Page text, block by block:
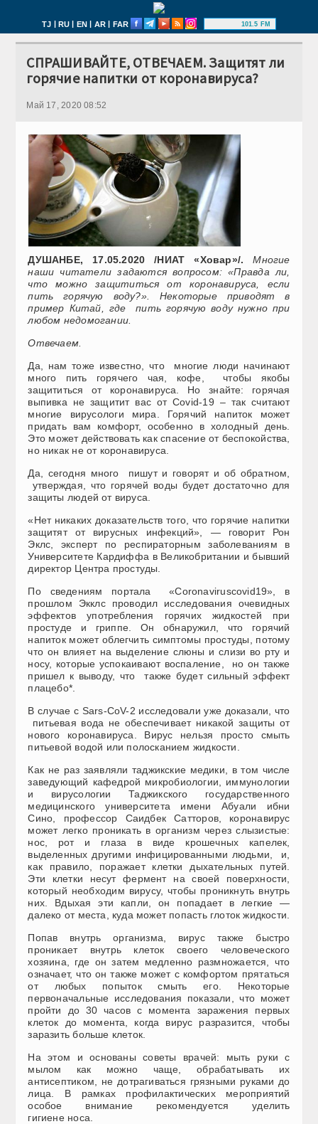
TJ | RU | EN | AR | FAR 101.5 FM
СПРАШИВАЙТЕ, ОТВЕЧАЕМ. Защитят ли
горячие напитки от коронавируса?
Май 17, 2020 08:52
ДУШАНБЕ, 17.05.2020 /НИАТ «Ховар»/.
Многие
наши читатели задаются вопросом: «Правда ли,
что можно защититься от коронавируса, если
пить горячую воду?». Некоторые приводят в
пример Китай, где пить горячую воду нужно при
любом недомогании.
Отвечаем.
Да, нам тоже известно, что многие люди начинают
много пить горячего чая, кофе, чтобы якобы
защититься от коронавируса. Но знайте: горячая
выпивка не защитит вас от Covid-19 – так считают
многие вирусологи мира. Горячий напиток может
придать вам комфорт, особенно в холодный день.
Это может действовать как спасение от беспокойства,
но никак не от коронавируса.
Да, сегодня много пишут и говорят и об обратном,
утверждая, что горячей воды будет достаточно для
защиты людей от вируса.
«Нет никаких доказательств того, что горячие напитки
защитят от вирусных инфекций», — говорит Рон
Эклс, эксперт по респираторным заболеваниям в
Университете Кардиффа в Великобритании и бывший
директор Центра простуды.
По сведениям портала «Сoronaviruscovid19», в
прошлом Экклс проводил исследования очевидных
эффектов употребления горячих жидкостей при
простуде и гриппе. Он обнаружил, что горячий
напиток может облегчить симптомы простуды, потому
что он влияет на выделение слюны и слизи во рту и
носу, которые успокаивают воспаление, но он также
пришел к выводу, что также будет сильный эффект
плацебо*.
В случае с Sars-CoV-2 исследовали уже доказали, что
питьевая вода не обеспечивает никакой защиты от
нового коронавируса. Вирус нельзя просто смыть
питьевой водой или полосканием жидкости.
Как не раз заявляли таджикские медики, в том числе
заведующий кафедрой микробиологии, иммунологии
и вирусологии Таджикского государственного
медицинского университета имени Абуали ибни
Сино, профессор Саидбек Сатторов, коронавирус
может легко проникать в организм через слызистые:
нос, рот и глаза в виде крошечных капелек,
выделенных другими инфицированными людьми, и,
как правило, поражает клетки дыхательных путей.
Эти клетки несут фермент на своей поверхности,
который необходим вирусу, чтобы проникнуть внутрь
них. Вдыхая эти капли, он попадает в легкие —
далеко от места, куда может попасть глоток жидкости.
Попав внутрь организма, вирус также быстро
проникает внутрь клеток своего человеческого
хозяина, где он затем медленно размножается, что
означает, что он также может с комфортом прятаться
от любых попыток смыть его. Некоторые
первоначальные исследования показали, что может
пройти до 30 часов с момента заражения первых
клеток до момента, когда вирус разразится, чтобы
заразить больше клеток.
На этом и основаны советы врачей: мыть руки с
мылом как можно чаще, обрабатывать их
антисептиком, не дотрагиваться грязными руками до
лица. В рамках профилактических мероприятий
особое внимание рекомендуется уделить
гигиене носа.